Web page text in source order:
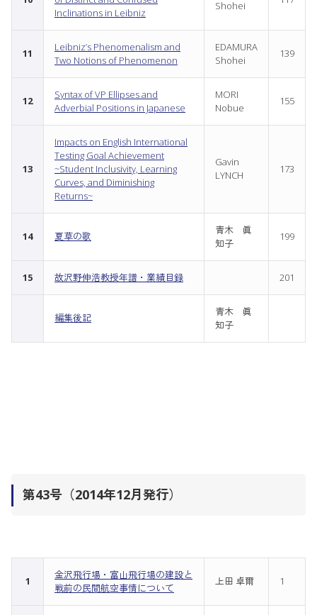
Inclinations in Leibniz
Shohei
11
Leibniz’s Phenomenalism and
Two Notions of Phenomenon
EDAMURA
Shohei
139
12
Syntax of VP Ellipses and
Adverbial Positions in Japanese
MORI
Nobue
155
13
Impacts on English International
Testing Goal Achievement
~Student Inclusivity, Learning
Curves, and Diminishing
Returns~
Gavin
LYNCH
173
14 夏草の歌
青木 眞
知子
199
15 故沢野伸浩教授年譜・業績目録 201
編集後記
青木 眞
知子
第43号（2014年12月発行）
1
金沢飛行場・富山飛行場の建設と
戦前の民間航空事情について
上田 卓爾 1